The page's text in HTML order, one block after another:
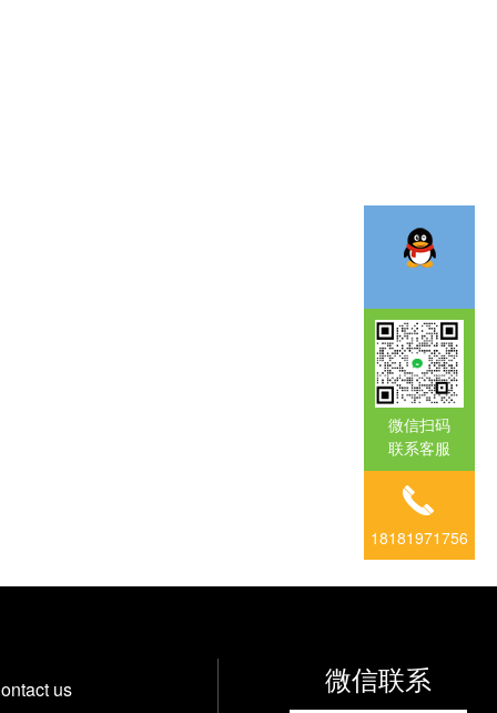
us 微信联系
微信扫码
联系客服
18181971756